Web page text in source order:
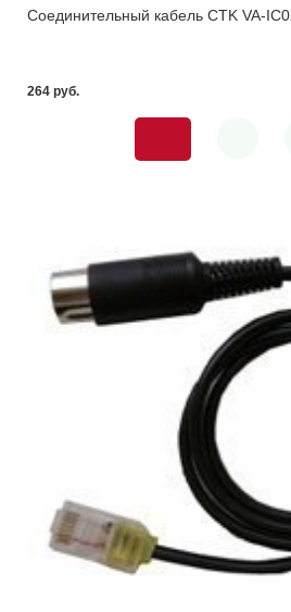
Соединительный кабель CTK VA-
264 pуб.